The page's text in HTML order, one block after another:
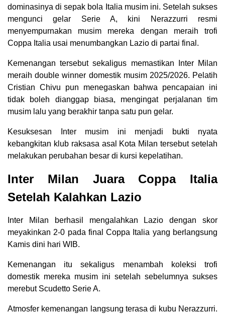
dominasinya di sepak bola Italia musim ini. Setelah sukses
mengunci gelar Serie A, kini Nerazzurri resmi
menyempurnakan musim mereka dengan meraih trofi
Coppa Italia usai menumbangkan Lazio di partai final.
Kemenangan tersebut sekaligus memastikan Inter Milan
meraih double winner domestik musim 2025/2026. Pelatih
Cristian Chivu pun menegaskan bahwa pencapaian ini
tidak boleh dianggap biasa, mengingat perjalanan tim
musim lalu yang berakhir tanpa satu pun gelar.
Kesuksesan Inter musim ini menjadi bukti nyata
kebangkitan klub raksasa asal Kota Milan tersebut setelah
melakukan perubahan besar di kursi kepelatihan.
Inter Milan Juara Coppa Italia
Setelah Kalahkan Lazio
Inter Milan berhasil mengalahkan Lazio dengan skor
meyakinkan 2-0 pada final Coppa Italia yang berlangsung
Kamis dini hari WIB.
Kemenangan itu sekaligus menambah koleksi trofi
domestik mereka musim ini setelah sebelumnya sukses
merebut Scudetto Serie A.
Atmosfer kemenangan langsung terasa di kubu Nerazzurri.